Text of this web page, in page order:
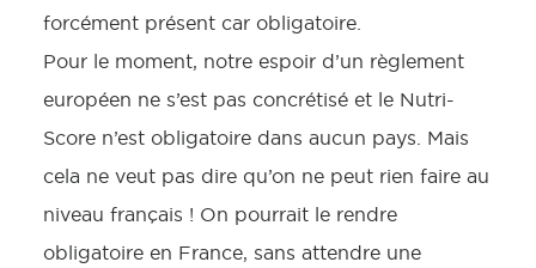
forcément présent car obligatoire.
Pour le moment, notre espoir d’un règlement
européen ne s’est pas concrétisé et le Nutri-
Score n’est obligatoire dans aucun pays. Mais
cela ne veut pas dire qu’on ne peut rien faire au
niveau français ! On pourrait le rendre
obligatoire en France, sans attendre une